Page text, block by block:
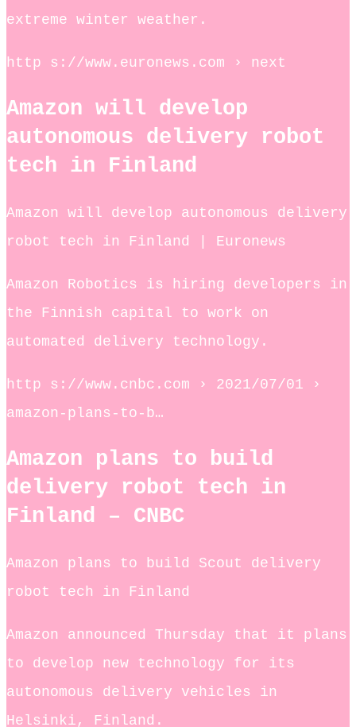
extreme winter weather.
http s://www.euronews.com › next
Amazon will develop
autonomous delivery robot
tech in Finland
Amazon will develop autonomous delivery
robot tech in Finland | Euronews
Amazon Robotics is hiring developers in
the Finnish capital to work on
automated delivery technology.
http s://www.cnbc.com › 2021/07/01 ›
amazon-plans-to-b…
Amazon plans to build
delivery robot tech in
Finland – CNBC
Amazon plans to build Scout delivery
robot tech in Finland
Amazon announced Thursday that it plans
to develop new technology for its
autonomous delivery vehicles in
Helsinki, Finland.